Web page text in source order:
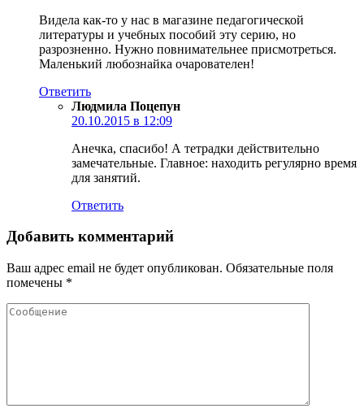
Видела как-то у нас в магазине педагогической
литературы и учебных пособий эту серию, но
разрозненно. Нужно повнимательнее присмотреться.
Маленький любознайка очарователен!
Ответить
Людмила Поцепун
20.10.2015 в 12:09
Анечка, спасибо! А тетрадки действительно
замечательные. Главное: находить регулярно время
для занятий.
Ответить
Добавить комментарий
Ваш адрес email не будет опубликован. Обязательные поля
помечены *